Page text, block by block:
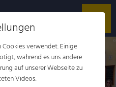
verwendet. Einige
während es uns andere
auf unserer Webseite zu
Videos.